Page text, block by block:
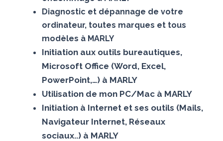
Diagnostic et dépannage de votre
ordinateur, toutes marques et tous
modèles à MARLY
Initiation aux outils bureautiques,
Microsoft Office (Word, Excel,
PowerPoint,…) à MARLY
Utilisation de mon PC/Mac à MARLY
Initiation à Internet et ses outils (Mails,
Navigateur Internet, Réseaux
sociaux..) à MARLY